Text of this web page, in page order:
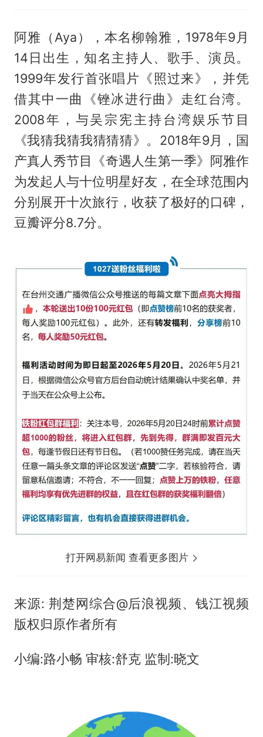
阿雅（Aya），本名柳翰雅，1978年9月
14日出生，知名主持人、歌手、演员。
1999年发行首张唱片《照过来》，并凭
借其中一曲《锉冰进行曲》走红台湾。
2008年，与吴宗宪主持台湾娱乐节目
《我猜我猜我猜猜猜》。2018年9月，国
产真人秀节目《奇遇人生第一季》阿雅作
为发起人与十位明星好友，在全球范围内
分别展开十次旅行，收获了极好的口碑，
豆瓣评分8.7分。
打开网易新闻 查看更多图片
来源: 荆楚网综合@后浪视频、钱江视频
版权归原作者所有
小编:路小畅 审核:舒克 监制:晓文